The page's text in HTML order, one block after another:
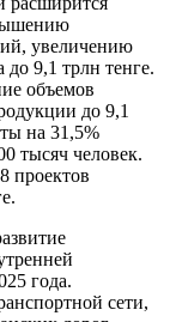
увеличению
9,1 трлн тенге.
объемов
до 9,1
на 31,5%
тысяч человек.
проектов
года.
сети,